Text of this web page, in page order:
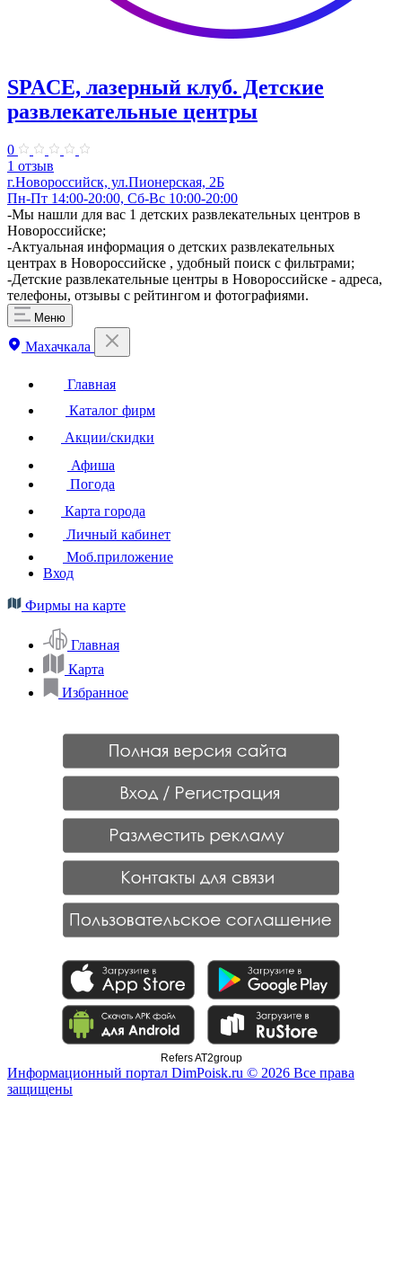
SPACE, лазерный клуб. Детские
развлекательные центры
0
1 отзыв
г.Новороссийск, ул.Пионерская, 2Б
Пн-Пт 14:00-20:00, Сб-Вс 10:00-20:00
-Мы нашли для вас 1 детских развлекательных центров в
Новороссийске;
-Актуальная информация о детских развлекательных
центрах в Новороссийске , удобный поиск с фильтрами;
-Детские развлекательные центры в Новороссийске - адреса,
телефоны, отзывы с рейтингом и фотографиями.
Меню
Махачкала
Главная
Каталог фирм
Акции/скидки
Афиша
Погода
Карта города
Личный кабинет
Моб.приложение
Вход
Фирмы на карте
Главная
Карта
Избранное
Refers AT2group
Информационный портал DimPoisk.ru © 2026 Все права
защищены